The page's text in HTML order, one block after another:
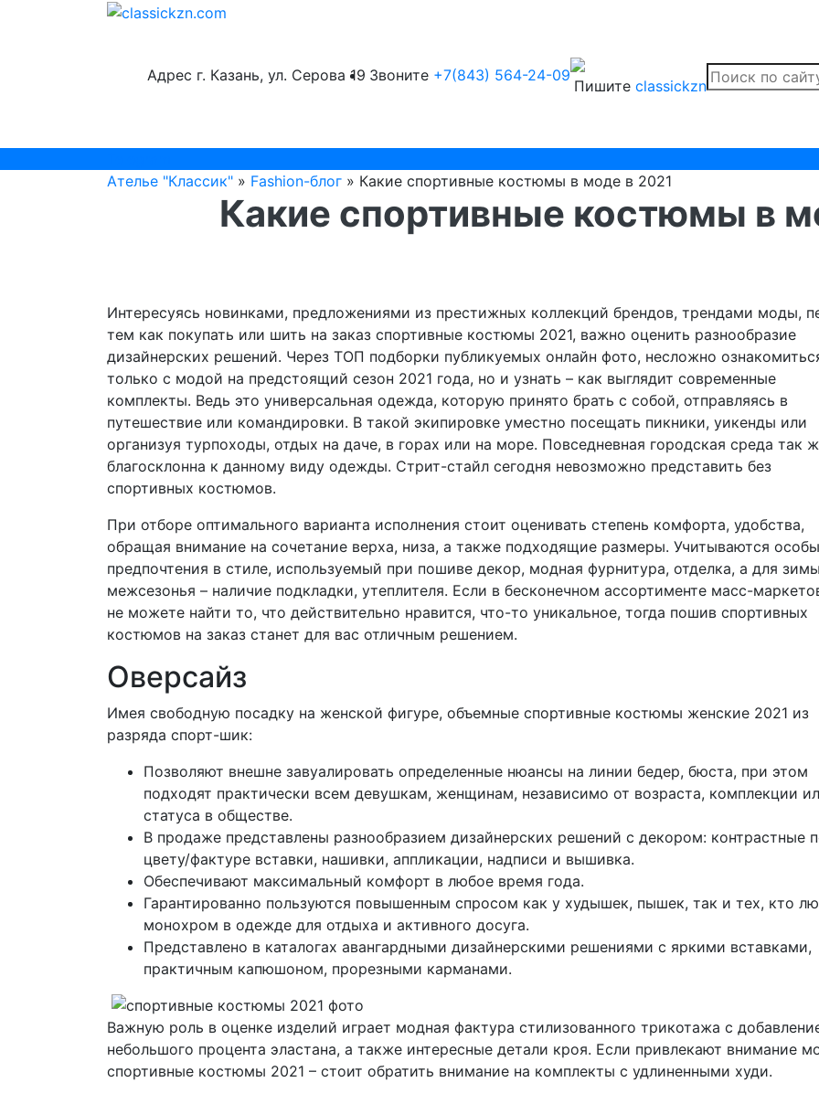
Адрес г. Казань, ул. Серова 19 Звоните +7(843) 564-24-09
Пишите classickzn
Ателье "Классик" » Fashion-блог » Какие спортивные костюмы в моде в 2021
Какие спортивные костюмы в
Интересуясь новинками, предложениями из престижных коллекций брендов, трендами моды,
тем как покупать или шить на заказ спортивные костюмы 2021, важно оценить разнообразие
дизайнерских решений. Через ТОП подборки публикуемых онлайн фото, несложно
только с модой на предстоящий сезон 2021 года, но и узнать – как выглядит современные
комплекты. Ведь это универсальная одежда, которую принято брать с собой, отправляясь в
путешествие или командировки. В такой экипировке уместно посещать пикники, уикенды или
организуя турпоходы, отдых на даче, в горах или на море. Повседневная городская среда так
благосклонна к данному виду одежды. Стрит-стайл сегодня невозможно представить без
спортивных костюмов.
При отборе оптимального варианта исполнения стоит оценивать степень комфорта, удобства,
обращая внимание на сочетание верха, низа, а также подходящие размеры. Учитываются
предпочтения в стиле, используемый при пошиве декор, модная фурнитура, отделка, а для
межсезонья – наличие подкладки, утеплителя. Если в бесконечном ассортименте масс-
не можете найти то, что действительно нравится, что-то уникальное, тогда пошив спортивных
костюмов на заказ станет для вас отличным решением.
Оверсайз
Имея свободную посадку на женской фигуре, объемные спортивные костюмы женские 2021 из
разряда спорт-шик:
Позволяют внешне завуалировать определенные нюансы на линии бедер, бюста, при этом
подходят практически всем девушкам, женщинам, независимо от возраста, комплекции
статуса в обществе.
В продаже представлены разнообразием дизайнерских решений с декором: контрастные
цвету/фактуре вставки, нашивки, аппликации, надписи и вышивка.
Обеспечивают максимальный комфорт в любое время года.
Гарантированно пользуются повышенным спросом как у худышек, пышек, так и тех, кто
монохром в одежде для отдыха и активного досуга.
Представлено в каталогах авангардными дизайнерскими решениями с яркими вставками,
практичным капюшоном, прорезными карманами.
Важную роль в оценке изделий играет модная фактура стилизованного трикотажа с
небольшого процента эластана, а также интересные детали кроя. Если привлекают внимание
спортивные костюмы 2021 – стоит обратить внимание на комплекты с удлиненными худи.